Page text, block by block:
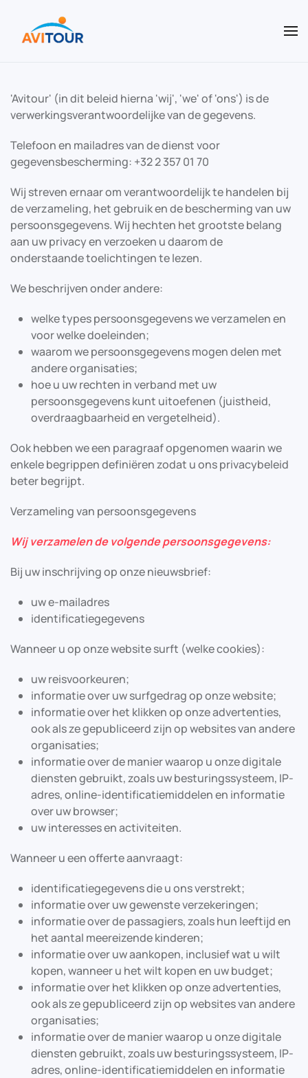
Terug naar hoofdinhoud
'Avitour' (in dit beleid hierna 'wij', 'we' of 'ons') is de
verwerkingsverantwoordelijke van de gegevens.
Telefoon en mailadres van de dienst voor
gegevensbescherming: +32 2 357 01 70
Wij streven ernaar om verantwoordelijk te handelen bij
de verzameling, het gebruik en de bescherming van uw
persoonsgegevens. Wij hechten het grootste belang
aan uw privacy en verzoeken u daarom de
onderstaande toelichtingen te lezen.
We beschrijven onder andere:
welke types persoonsgegevens we verzamelen en
voor welke doeleinden;
waarom we persoonsgegevens mogen delen met
andere organisaties;
hoe u uw rechten in verband met uw
persoonsgegevens kunt uitoefenen (juistheid,
overdraagbaarheid en vergetelheid).
Ook hebben we een paragraaf opgenomen waarin we
enkele begrippen definiëren zodat u ons privacybeleid
beter begrijpt.
Verzameling van persoonsgegevens
Wij verzamelen de volgende persoonsgegevens:
Bij uw inschrijving op onze nieuwsbrief:
uw e-mailadres
identificatiegegevens
Wanneer u op onze website surft (welke cookies):
uw reisvoorkeuren;
informatie over uw surfgedrag op onze website;
informatie over het klikken op onze advertenties,
ook als ze gepubliceerd zijn op websites van andere
organisaties;
informatie over de manier waarop u onze digitale
diensten gebruikt, zoals uw besturingssysteem, IP-
adres, online-identificatiemiddelen en informatie
over uw browser;
uw interesses en activiteiten.
Wanneer u een offerte aanvraagt:
identificatiegegevens die u ons verstrekt;
informatie over uw gewenste verzekeringen;
informatie over de passagiers, zoals hun leeftijd en
het aantal meereizende kinderen;
informatie over uw aankopen, inclusief wat u wilt
kopen, wanneer u het wilt kopen en uw budget;
informatie over het klikken op onze advertenties,
ook als ze gepubliceerd zijn op websites van andere
organisaties;
informatie over de manier waarop u onze digitale
diensten gebruikt, zoals uw besturingssysteem, IP-
adres, online-identificatiemiddelen en informatie